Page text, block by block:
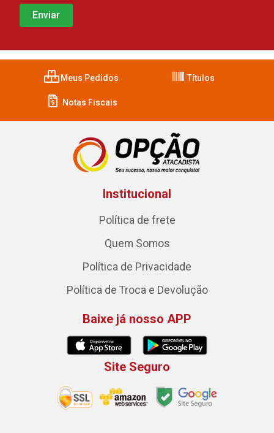
Meus Pedidos Títulos
Notas Fiscais
Institucional
Política de frete
Quem Somos
Política de Privacidade
Política de Troca e Devolução
Baixe já nosso APP
Site Seguro